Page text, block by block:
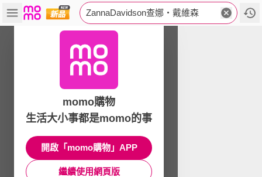
ZannaDavidson查娜‧戴維森
momo購物
生活大小事都是momo的事
開啟「momo購物」APP
繼續使用網頁版